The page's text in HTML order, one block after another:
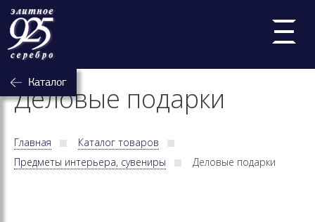
Каталог
Деловые подарки
Главная
Каталог товаров
Предметы интерьера, сувениры
Деловые подарки